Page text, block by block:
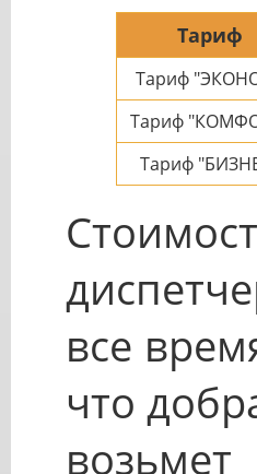
Тариф
Тариф
Тариф
Тариф
все
что